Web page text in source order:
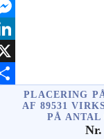
PLACERING
AF 89531
PÅ ANTAL
Nr.